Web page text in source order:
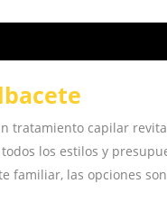
tratamiento capilar
los estilos y
las opciones